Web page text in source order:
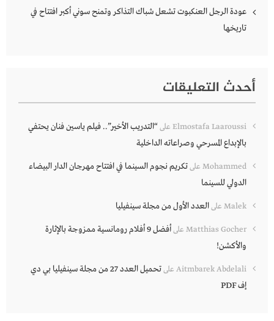
عودة الرجل العنكبوت تشعل شباك التذاكر وتمنح سوني أكبر افتتاح في
تاريخها
أحدث التعليقات
Elmostafa Laaroussi على“التدريب الأخير”.. فيلم ياسين فنان يحتفي
بالإبداع المسرحي وصراعاته الداخلية
Mohammed علىتكريم نجوم السينما في افتتاح مهرجان الدار البيضاء
الدولي للسينما
Malek علىالعدد الأول من مجلة سينفيليا
Matthias Gocher على
أفضل 9 أفلام رومانسية ممزوجة بالإثارة
والأكشن!
Aitmbarek Abdelali على
تحميل العدد 27 من مجلة سينفيليا بي دي
إف PDF